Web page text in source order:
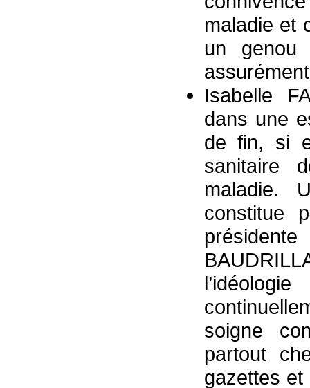
maladie et
un
Isabelle
dans une
de fin, si
sanitaire
maladie.
constitue
soigne
partout
gazettes